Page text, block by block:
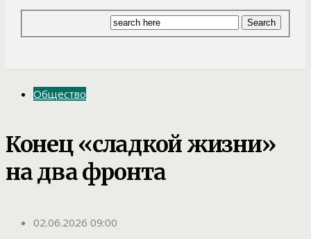
Общество
Конец «сладкой жизни»
на два фронта
02.06.2026 09:00